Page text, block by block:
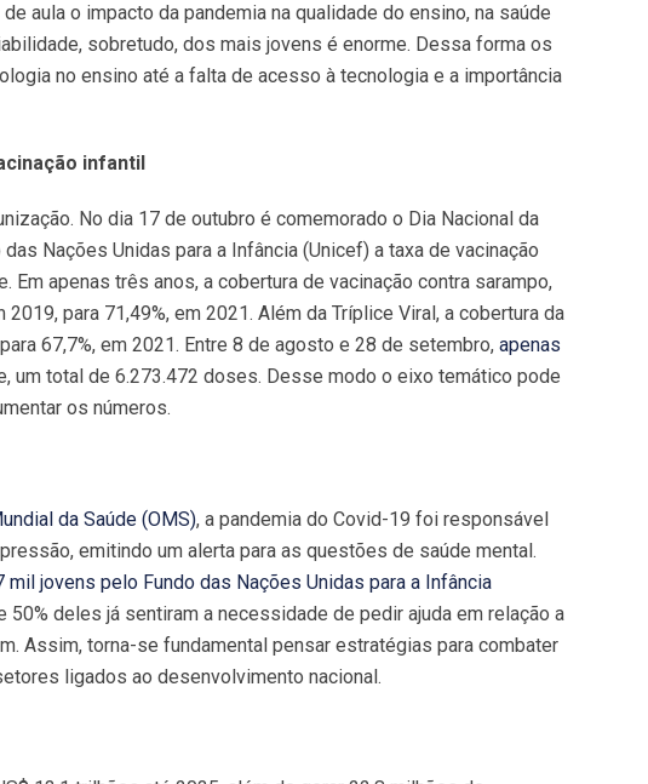
aula o impacto da pandemia na qualidade do ensino, na saúde
sobretudo, dos mais jovens é enorme. Dessa forma os
no ensino até a falta de acesso à tecnologia e a importância
infantil
No dia 17 de outubro é comemorado o Dia Nacional da
Nações Unidas para a Infância (Unicef) a taxa de vacinação
apenas três anos, a cobertura de vacinação contra sarampo,
para 71,49%, em 2021. Além da Tríplice Viral, a cobertura da
67,7%, em 2021. Entre 8 de agosto e 28 de setembro, apenas
um total de 6.273.472 doses. Desse modo o eixo temático pode
os números.
da Saúde (OMS), a pandemia do Covid-19 foi responsável
emitindo um alerta para as questões de saúde mental.
jovens pelo Fundo das Nações Unidas para a Infância
deles já sentiram a necessidade de pedir ajuda em relação a
Assim, torna-se fundamental pensar estratégias para combater
ligados ao desenvolvimento nacional.